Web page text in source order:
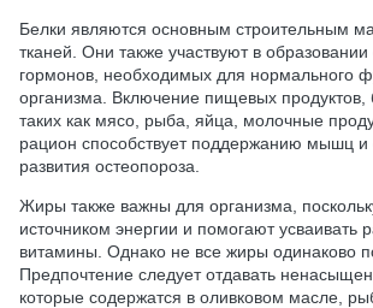
Белки являются основным строительным
тканей. Они также участвуют в
гормонов, необходимых для нормального
организма. Включение пищевых продуктов,
таких как мясо, рыба, яйца, молочные
рацион способствует поддержанию мышц и
развития остеопороза.
Жиры также важны для организма,
источником энергии и помогают усваивать
витамины. Однако не все жиры одинаково
Предпочтение следует отдавать
которые содержатся в оливковом масле,